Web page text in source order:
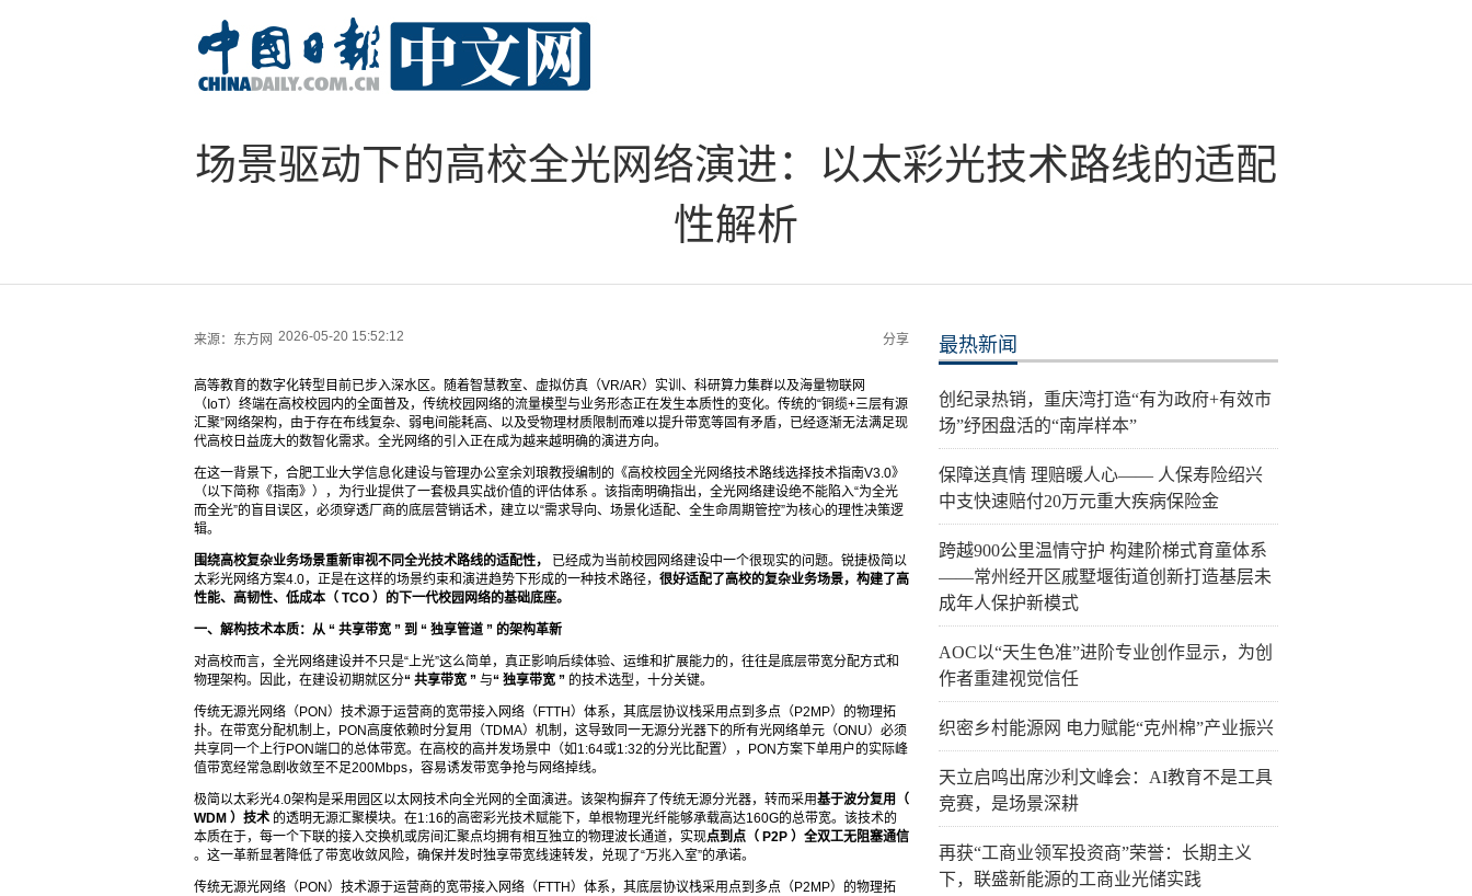
场景驱动下的高校全光网络演进：以太彩光技术路线的适配
性解析
来源： 东方网 2026-05-20 15:52:12 分享
高等教育的数字化转型目前已步入深水区。随着智慧教室、虚拟仿真（VR/AR）实训、科研算力集群以及海量物联网
（IoT）终端在高校校园内的全面普及，传统校园网络的流量模型与业务形态正在发生本质性的变化。传统的“铜缆+三层有源
汇聚”网络架构，由于存在布线复杂、弱电间能耗高、以及受物理材质限制而难以提升带宽等固有矛盾，已经逐渐无法满足现
代高校日益庞大的数智化需求。全光网络的引入正在成为越来越明确的演进方向。
在这一背景下，合肥工业大学信息化建设与管理办公室余刘琅教授编制的《高校校园全光网络技术路线选择技术指南V3.0》
（以下简称《指南》），为行业提供了一套极具实战价值的评估体系 。该指南明确指出，全光网络建设绝不能陷入“为全光
而全光”的盲目误区，必须穿透厂商的底层营销话术，建立以“需求导向、场景化适配、全生命周期管控”为核心的理性决策逻
辑。
围绕高校复杂业务场景重新审视不同全光技术路线的适配性，
已经成为当前校园网络建设中一个很现实的问题。锐捷极简以
太彩光网络方案4.0，正是在这样的场景约束和演进趋势下形成的一种技术路径， 很好适配了高校的复杂业务场景，构建了高
性能、高韧性、低成本（ TCO ）的下一代校园网络的基础底座。
一、解构技术本质：从 “ 共享带宽 ” 到 “ 独享管道 ” 的架构革新
对高校而言，全光网络建设并不只是“上光”这么简单，真正影响后续体验、运维和扩展能力的，往往是底层带宽分配方式和
物理架构。因此，在建设初期就区分“ 共享带宽 ” 与“ 独享带宽 ” 的技术选型，十分关键。
传统无源光网络（PON）技术源于运营商的宽带接入网络（FTTH）体系，其底层协议栈采用点到多点（P2MP）的物理拓
扑。在带宽分配机制上，PON高度依赖时分复用（TDMA）机制，这导致同一无源分光器下的所有光网络单元（ONU）必须
共享同一个上行PON端口的总体带宽。在高校的高并发场景中（如1:64或1:32的分光比配置），PON方案下单用户的实际峰
值带宽经常急剧收敛至不足200Mbps，容易诱发带宽争抢与网络掉线。
极简以太彩光4.0架构是采用园区以太网技术向全光网的全面演进。该架构摒弃了传统无源分光器，转而采用基于波分复用（
WDM ）技术 的透明无源汇聚模块。在1:16的高密彩光技术赋能下，单根物理光纤能够承载高达160G的总带宽。该技术的
本质在于，每一个下联的接入交换机或房间汇聚点均拥有相互独立的物理波长通道，实现点到点（ P2P ）全双工无阻塞通信
。这一革新显著降低了带宽收敛风险，确保并发时独享带宽线速转发，兑现了“万兆入室”的承诺。
传统无源光网络（PON）技术源于运营商的宽带接入网络（FTTH）体系，其底层协议栈采用点到多点（P2MP）的物理拓
最热新闻
创纪录热销，重庆湾打造“有为政府+有效市
场”纾困盘活的“南岸样本”
保障送真情 理赔暖人心—— 人保寿险绍兴
中支快速赔付20万元重大疾病保险金
跨越900公里温情守护 构建阶梯式育童体系
——常州经开区戚墅堰街道创新打造基层未
成年人保护新模式
AOC以“天生色准”进阶专业创作显示，为创
作者重建视觉信任
织密乡村能源网 电力赋能“克州棉”产业振兴
天立启鸣出席沙利文峰会：AI教育不是工具
竞赛，是场景深耕
再获“工商业领军投资商”荣誉：长期主义
下，联盛新能源的工商业光储实践